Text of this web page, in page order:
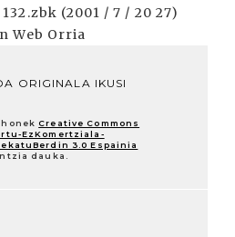
(2001 / 7 / 20 27)
Web Orria
ORIGINALA IKUSI
honek Creative Commons
EzKomertziala-
3.0 Espainia
dauka.